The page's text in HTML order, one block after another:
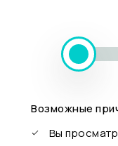
Возможные
Вы